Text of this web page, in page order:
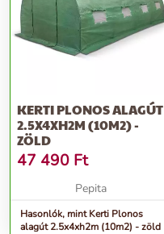
KERTI PLONOS ALAGÚT
2.5X4XH2M (10M2) -
ZÖLD
47 490 Ft
Pepita
Hasonlók, mint Kerti Plonos
alagút 2.5x4xh2m (10m2) - zöld